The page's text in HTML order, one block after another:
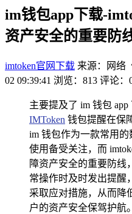
im钱包app下载-
资产安全的重要防
imtoken官网下载 来源：网络
02 09:39:41 浏览：813 评论：
主要提及了 im 钱包
IMToken 钱包提醒在保
im 钱包作为一款常用
使用备受关注，而
障资产安全的重要防线
常操作时及时发出提醒
采取应对措施，从而降
户的资产安全保驾护航。